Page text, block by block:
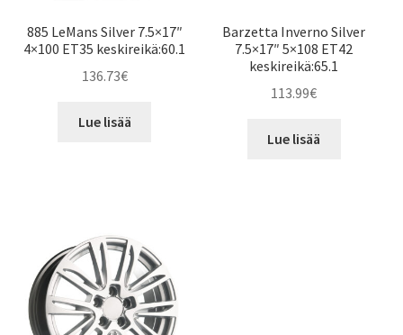
885 LeMans Silver 7.5×17″
4×100 ET35 keskireikä:60.1
136.73€
Lue lisää
Barzetta Inverno Silver
7.5×17″ 5×108 ET42
keskireikä:65.1
113.99€
Lue lisää